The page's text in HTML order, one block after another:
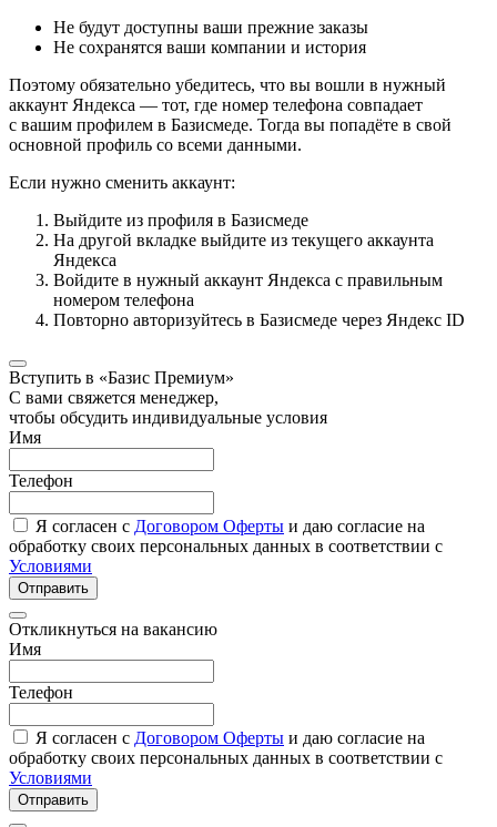
Не будут доступны ваши прежние заказы
Не сохранятся ваши компании и история
Поэтому обязательно убедитесь, что вы вошли в нужный
аккаунт Яндекса — тот, где номер телефона совпадает
с вашим профилем в Базисмеде. Тогда вы попадёте в свой
основной профиль со всеми данными.
Если нужно сменить аккаунт:
Выйдите из профиля в Базисмеде
На другой вкладке выйдите из текущего аккаунта
Яндекса
Войдите в нужный аккаунт Яндекса с правильным
номером телефона
Повторно авторизуйтесь в Базисмеде через Яндекс ID
Вступить в «Базис Премиум»
С вами свяжется менеджер,
чтобы обсудить индивидуальные условия
Имя
Телефон
Я согласен с Договором Оферты и даю согласие на
обработку своих персональных данных в соответствии с
Условиями
Отправить
Откликнуться на вакансию
Имя
Телефон
Я согласен с Договором Оферты и даю согласие на
обработку своих персональных данных в соответствии с
Условиями
Отправить